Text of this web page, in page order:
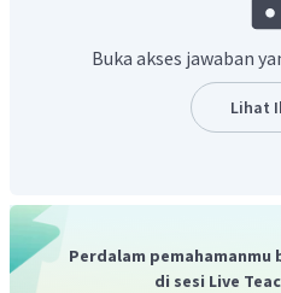
kalimat ini tidak bisa dijadikan
Jadi, jawaban yang tepat
Buka akses jawaban
Lihat
Perdalam pemahamanmu
di sesi Live